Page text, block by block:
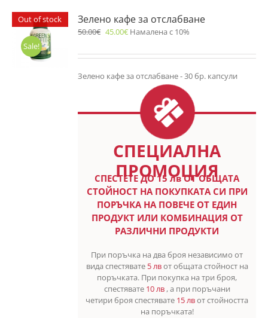
Out of stock
Sale!
Зелено кафе за отслабване
50.00€ 45.00€ Намалена с 10%
Зелено кафе за отслабване - 30 бр. капсули
СПЕЦИАЛНА
ПРОМОЦИЯ
СПЕСТETE ДО 15 лв ОТ ОБЩАТА
СТОЙНОСТ НА ПОКУПКАТА СИ ПРИ
ПОРЪЧКА НА ПОВЕЧЕ ОТ ЕДИН
ПРОДУКТ ИЛИ КОМБИНАЦИЯ ОТ
РАЗЛИЧНИ ПРОДУКТИ
При поръчка на два броя независимо от
вида спестявате 5 лвот общата стойност на
поръчката. При покупка на три броя,
спестявате 10 лв , а при поръчани
четири броя спестявате 15 лвот стойността
на поръчката!